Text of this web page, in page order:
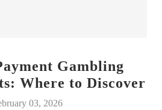
Gambling
Where to Discover
Luck
03, 2026